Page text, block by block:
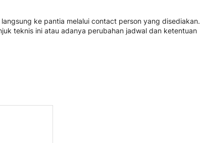
ke pantia melalui contact person yang disediakan.
teknis ini atau adanya perubahan jadwal dan ketentuan